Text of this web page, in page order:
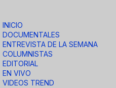
INICIO
DOCUMENTALES
ENTREVISTA DE LA SEMANA
COLUMNISTAS
EDITORIAL
EN VIVO
VIDEOS TREND